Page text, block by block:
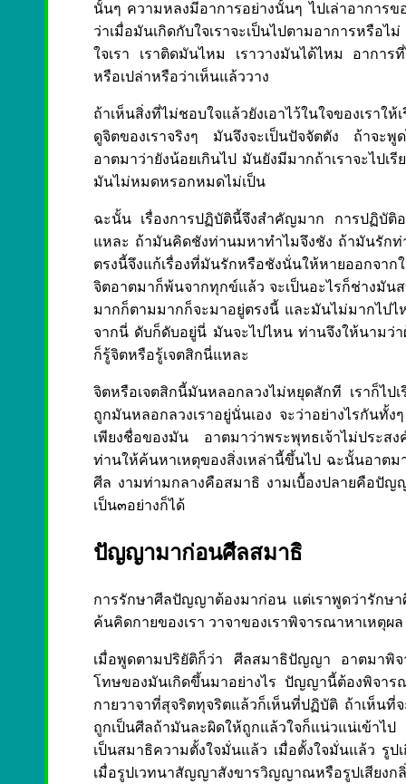
นั้นๆ ความหลงมีอาการอย่างนั้นๆ ไปเล่าอาการ
ว่าเมื่อมันเกิดกับใจเราจะเป็นไปตามอาการหรื
ใจเรา เราติดมันไหม เราวางมันได้ไหม อาการ
หรือเปล่าหรือว่าเห็นแล้ววาง
ถ้าเห็นสิ่งที่ไม่ชอบใจแล้วยังเอาไว้ในใจของเราใ
ดูจิตของเราจริงๆ มันจึงจะเป็นปัจจัตตัง ถ้าจะพู
อาตมาว่ายังน้อยเกินไป มันยังมีมากถ้าเราจะไป
มันไม่หมดหรอกหมดไม่เป็น
ฉะนั้น เรื่องการปฏิบัตินี้จึงสำคัญมาก การปฏิบัติ
แหละ ถ้ามันคิดชังท่านมหาทำไมจึงชัง ถ้ามันรักท่
ตรงนี้จึงแก้เรื่องที่มันรักหรือชังนั่นให้หายออกจา
จิตอาตมาก็พ้นจากทุกข์แล้ว จะเป็นอะไรก็ช่างมัน
มากก็ตามมากก็จะมาอยู่ตรงนี้ และมันไม่มากไป
จากนี่ ดับก็ดับอยู่นี่ มันจะไปไหน ท่านจึงให้นามว่
ก็รู้จิตหรือรู้เจตสิกนี่แหละ
จิตหรือเจตสิกนี้มันหลอกลวงไม่หยุดสักที เราก็ไป
ถูกมันหลอกลวงเราอยู่นั่นเอง จะว่าอย่างไรกันทั้
เพียงชื่อของมัน อาตมาว่าพระพุทธเจ้าไม่ประส
ท่านให้ค้นหาเหตุของสิ่งเหล่านี้ขึ้นไป ฉะนั้นอาตม
ศีล งามท่ามกลางคือสมาธิ งามเบื้องปลายคือปัญ
เป็น๓อย่างก็ได้
ปัญญามาก่อนศีลสมาธิ
การรักษาศีลปัญญาต้องมาก่อน แต่เราพูดว่ารัก
ค้นคิดกายของเรา วาจาของเราพิจารณาหาเห
เมื่อพูดตามปริยัติก็ว่า ศีลสมาธิปัญญา อาตมาพิ
โทษของมันเกิดขึ้นมาอย่างไร ปัญญานี้ต้องพิจาร
กายวาจาที่สุจริตทุจริตแล้วก็เห็นที่ปฏิบัติ ถ้าเห็น
ถูกเป็นศีลถ้ามันละผิดให้ถูกแล้วใจก็แน่วแน่เข้าไ
เป็นสมาธิความตั้งใจมั่นแล้ว เมื่อตั้งใจมั่นแล้ว รู
เมื่อรูปเวทนาสัญญาสังขารวิญญาณหรือรูปเสีย